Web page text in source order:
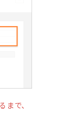
まで、